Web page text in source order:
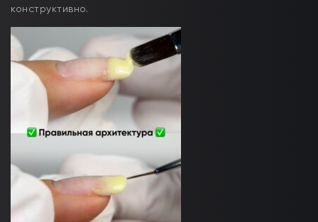
конструктивно.